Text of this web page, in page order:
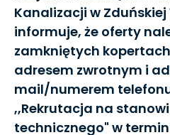
Kanalizacji w Zduńskiej
informuje, że oferty
zamkniętych
adresem zwrotnym i
mail/numerem
,,Rekrutacja na
technicznego" w